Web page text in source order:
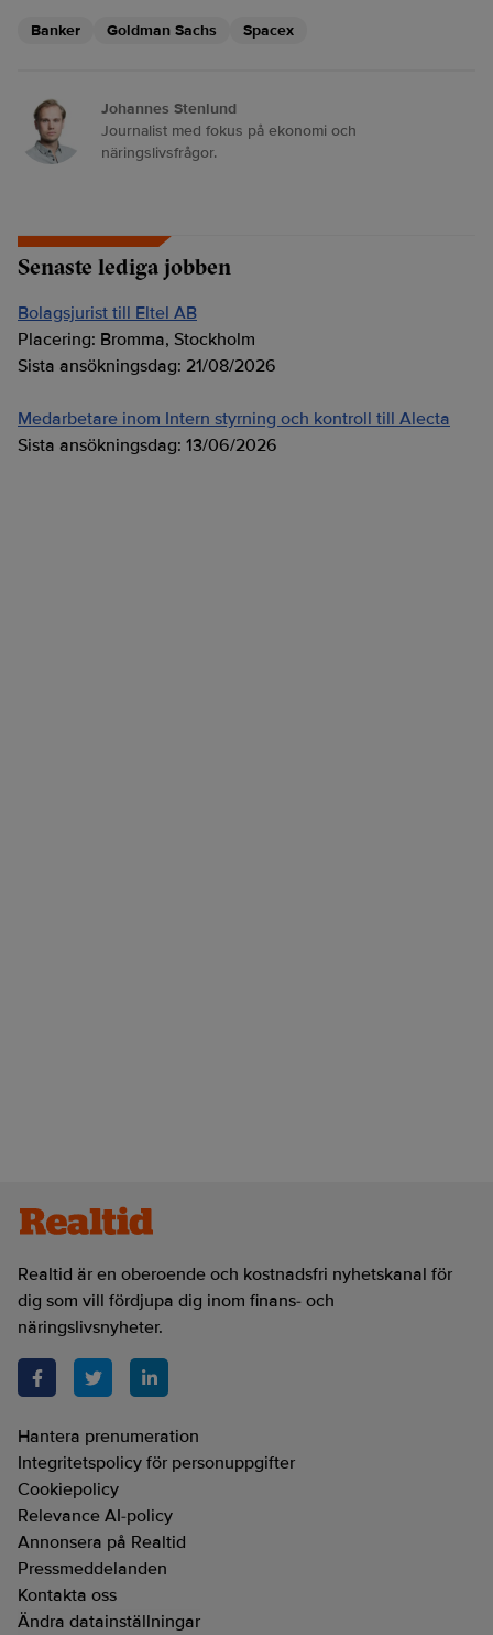
Banker Goldman Sachs Spacex
Johannes Stenlund
Journalist med fokus på ekonomi och
näringslivsfrågor.
Senaste lediga jobben
Bolagsjurist till Eltel AB
Placering: Bromma, Stockholm
Sista ansökningsdag: 21/08/2026
Medarbetare inom Intern styrning och kontroll till Alecta
Sista ansökningsdag: 13/06/2026
Realtid är en oberoende och kostnadsfri nyhetskanal för
dig som vill fördjupa dig inom finans- och
näringslivsnyheter.
Hantera prenumeration
Integritetspolicy för personuppgifter
Cookiepolicy
Relevance AI-policy
Annonsera på Realtid
Pressmeddelanden
Kontakta oss
Ändra datainställningar